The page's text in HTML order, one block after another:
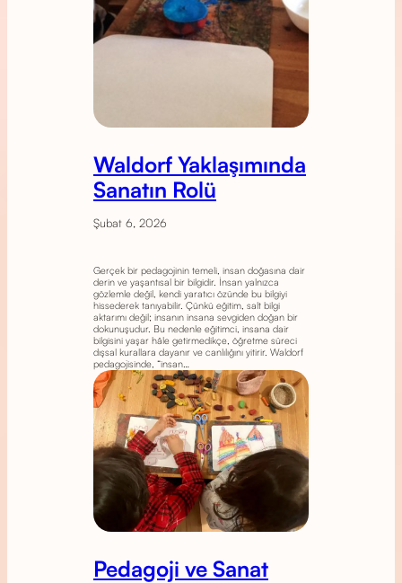
Waldorf Yaklaşımında
Sanatın Rolü
Şubat 6, 2026
Gerçek bir pedagojinin temeli, insan doğasına dair
derin ve yaşantısal bir bilgidir. İnsan yalnızca
gözlemle değil, kendi yaratıcı özünde bu bilgiyi
hissederek tanıyabilir. Çünkü eğitim, salt bilgi
aktarımı değil; insanın insana sevgiden doğan bir
dokunuşudur. Bu nedenle eğitimci, insana dair
bilgisini yaşar hâle getirmedikçe, öğretme süreci
dışsal kurallara dayanır ve canlılığını yitirir. Waldorf
pedagojisinde, “insan…
Pedagoji ve Sanat